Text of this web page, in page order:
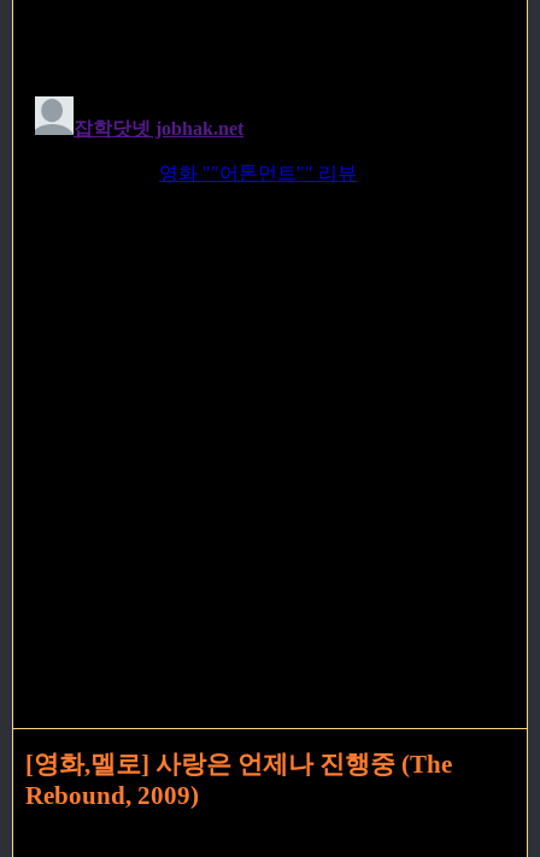
[영화,멜로] 사랑은 언제나 진행중 (The
Rebound, 2009)